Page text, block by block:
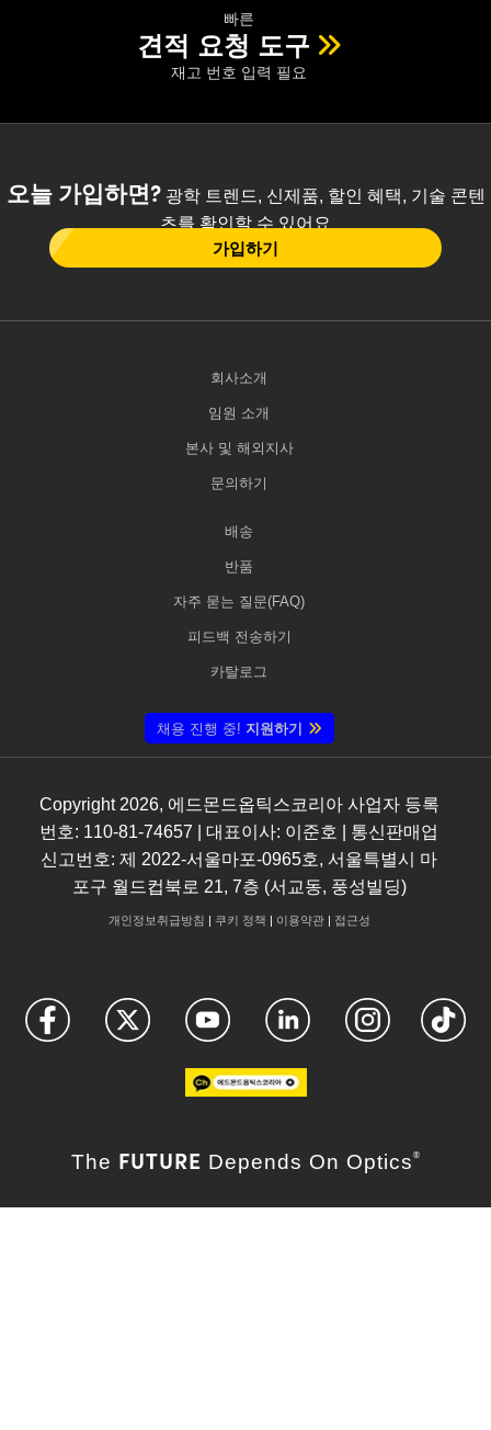
빠른
견적 요청 도구
재고 번호 입력 필요
오늘 가입하면?광학 트렌드, 신제품, 할인 혜택, 기술 콘텐
츠를 확인할 수 있어요
가입하기
회사소개
임원 소개
본사 및 해외지사
문의하기
배송
반품
자주 묻는 질문(FAQ)
피드백 전송하기
카탈로그
채용 진행 중! 지원하기
Copyright 2026, 에드몬드옵틱스코리아 사업자 등록
번호: 110-81-74657 | 대표이사: 이준호 | 통신판매업
신고번호: 제 2022-서울마포-0965호, 서울특별시 마
포구 월드컵북로 21, 7층 (서교동, 풍성빌딩)
개인정보취급방침 | 쿠키 정책 | 이용약관| 접근성
The FUTURE Depends On Optics ®